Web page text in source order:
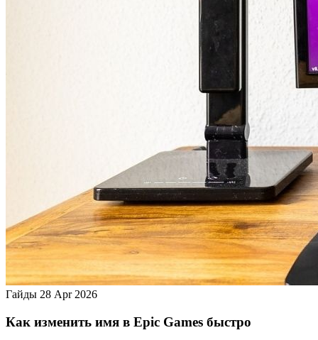
Гайды 28 Apr 2026
Как изменить имя в Epic Games быстро